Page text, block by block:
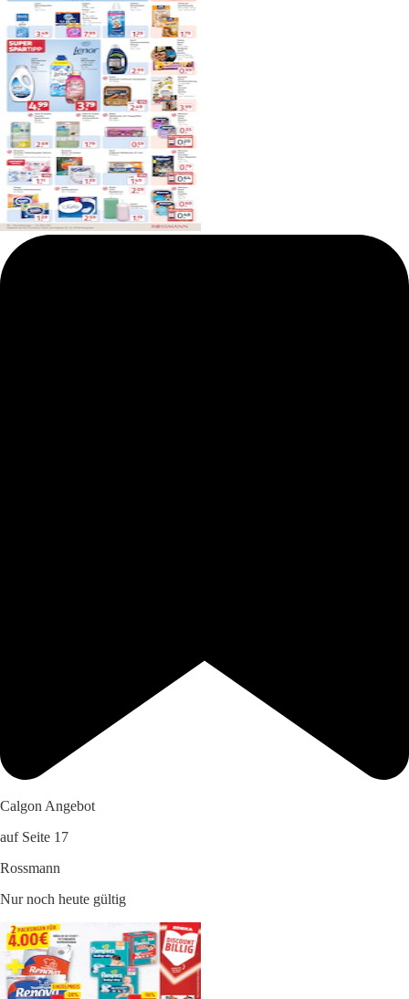
Calgon Angebot
auf Seite 17
Rossmann
Nur noch heute gültig